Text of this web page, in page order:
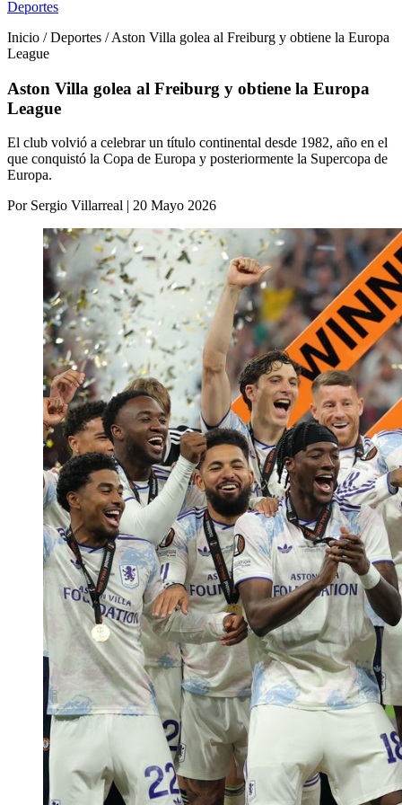
Deportes
Inicio / Deportes / Aston Villa golea al Freiburg y obtiene la Europa
League
Aston Villa golea al Freiburg y obtiene la Europa
League
El club volvió a celebrar un título continental desde 1982, año en el
que conquistó la Copa de Europa y posteriormente la Supercopa de
Europa.
Por Sergio Villarreal | 20 Mayo 2026